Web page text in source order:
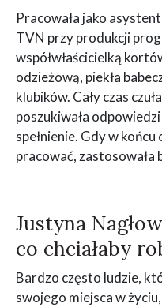
Pracowała jako
TVN przy produkcji
współwłaścicielką
odzieżową, piekła
klubików. Cały czas
poszukiwała
spełnienie. Gdy w końcu
pracować, zastosowała
Justyna
co chciałaby
Bardzo często ludzie,
swojego miejsca w